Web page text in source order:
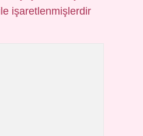
işaretlenmişlerdir